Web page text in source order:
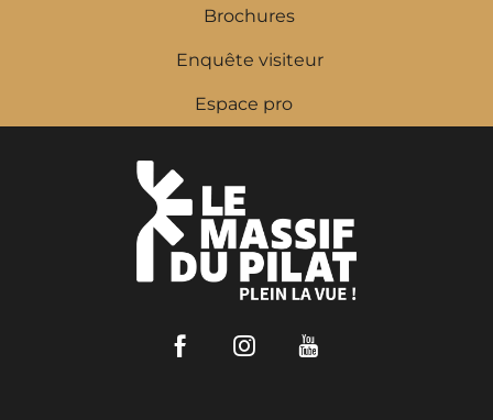
Brochures
Enquête visiteur
Espace pro
FacebookInstagram